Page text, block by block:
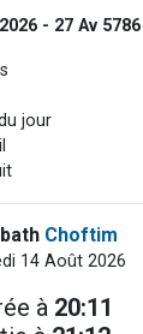
- 27 Av 5786
jour
Choftim
14 Août 2026
à 20:11